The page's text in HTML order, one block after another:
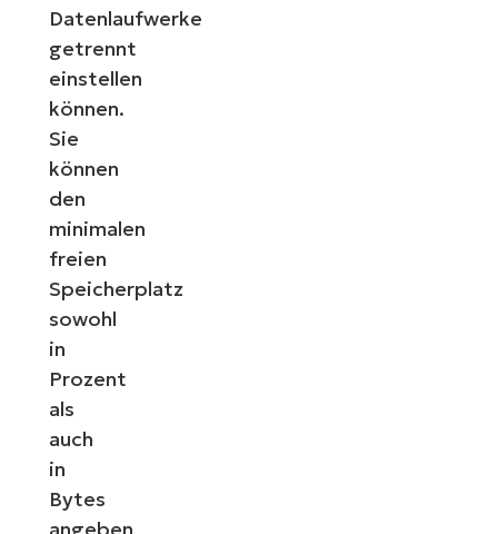
Datenlaufwerke
getrennt
einstellen
können.
Sie
können
den
minimalen
freien
Speicherplatz
sowohl
in
Prozent
als
auch
in
Bytes
angeben